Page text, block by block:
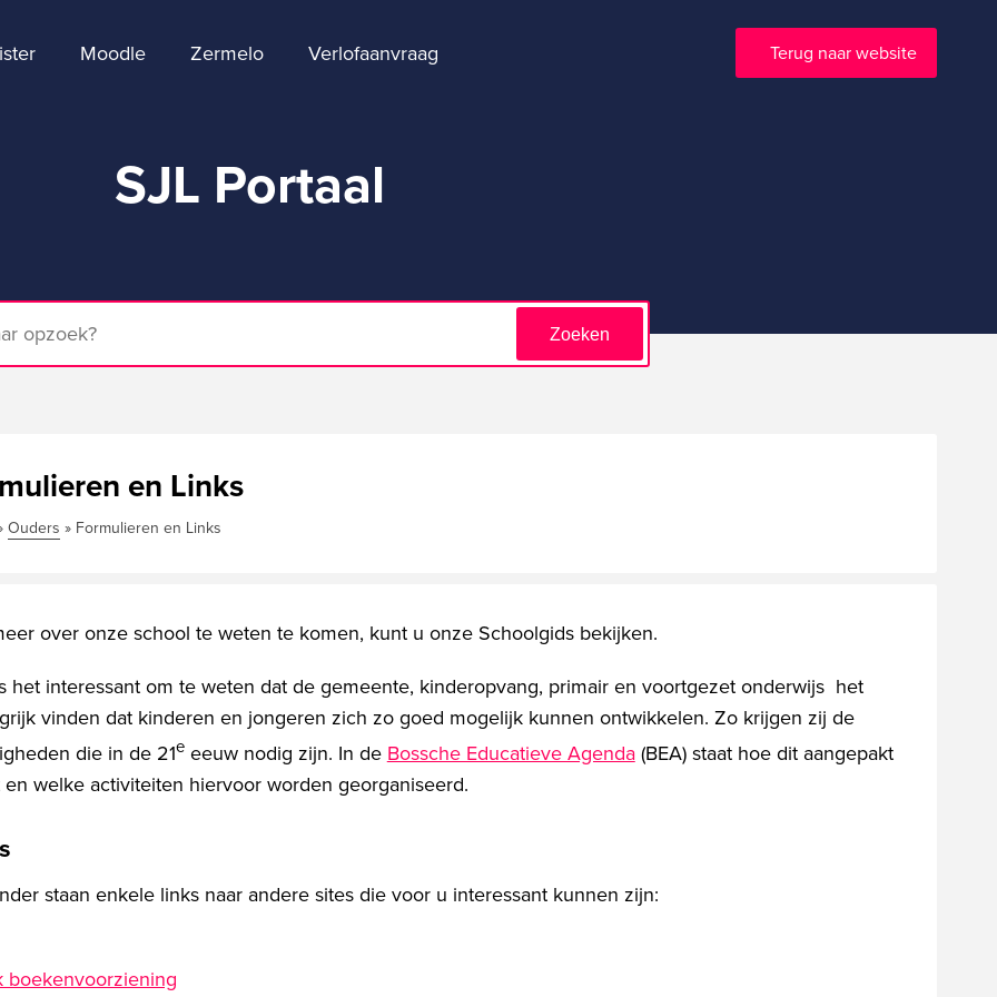
Moodle Zermelo Verlofaanvraag Terug naar website
SJL Portaal
Zoeken
en Links
Ouders » Formulieren en Links
over onze school te weten te komen, kunt u onze Schoolgids bekijken.
het interessant om te weten dat de gemeente, kinderopvang, primair en voortgezet onderwijs het
vinden dat kinderen en jongeren zich zo goed mogelijk kunnen ontwikkelen. Zo krijgen zij de
die in de 21eeeuw nodig zijn. In de Bossche Educatieve Agenda(BEA) staat hoe dit aangepakt
welke activiteiten hiervoor worden georganiseerd.
staan enkele links naar andere sites die voor u interessant kunnen zijn:
boekenvoorziening